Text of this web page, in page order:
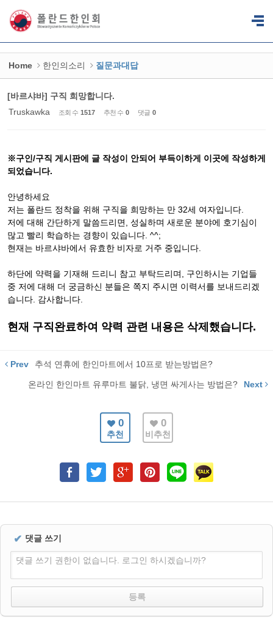
Home 한인의소리 질문과대답
[바르샤바] 구직 희망합니다.
Truskawka
조회 수 1517 추천 수 0 댓글 0
※구인/구직 게시판에 글 작성이 안되어 부득이하게 이곳에 작성하게
되었습니다.
안녕하세요
저는 폴란드 정착을 위해 구직을 희망하는 만 32세 여자입니다.
저에 대해 간단하게 말씀드리면, 성실하며 새로운 분야에 호기심이
많고 빨리 학습하는 경향이 있습니다. ^^;
현재는 바르샤바에서 유효한 비자로 거주 중입니다.
하단에 약력을 기재해 드리니 참고 부탁드리며, 구인하시는 기업들
중 저에 대해 더 궁금하신 분들은 쪽지 주시면 이력서를 보내드리겠
습니다. 감사합니다.
현재 구직완료하여 약력 관련 내용은 삭제했습니다.
Prev 추석 연휴에 한인마트에서 10프로 받는방법은?
온라인 한인마트 유루마트 불닭, 냉면 싸게사는 방법은? Next
0
추천
0
비추천
✔ 댓글 쓰기
댓글 쓰기 권한이 없습니다. 로그인 하시겠습니까?